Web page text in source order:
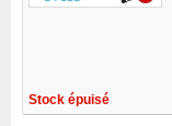
Stock épuisé